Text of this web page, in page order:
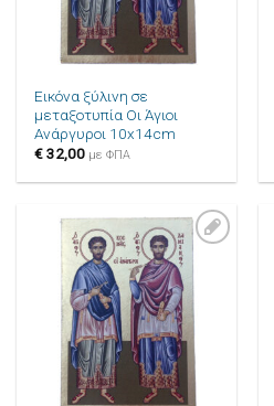
Εικόνα ξύλινη σε
μεταξοτυπία Οι Άγιοι
Ανάργυροι 10x14cm
€32,00 με ΦΠΑ
Πρόσθήκη
στην λίστα
επιθυμιών